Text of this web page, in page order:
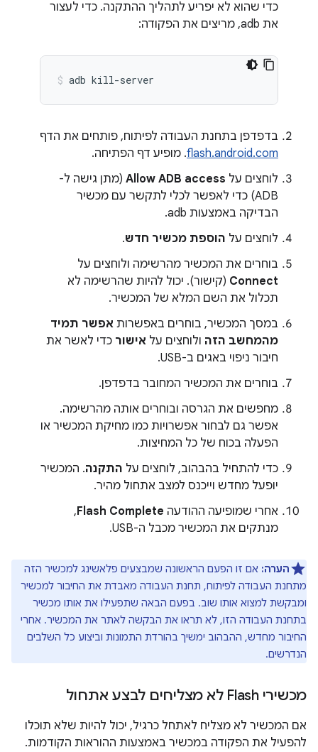
כדי שהוא לא יפריע לתהליך ההתקנה. כדי לעצור
את adb, מריצים את הפקודה:
adb kill-server
בדפדפן בתחנת העבודה לפיתוח, פותחים את הדף
flash.android.com. מופיע דף הפתיחה.
לוחצים על Allow ADB access (מתן גישה ל-
ADB) כדי לאפשר לכלי לתקשר עם מכשיר
הבדיקה באמצעות adb.
לוחצים על הוספת מכשיר חדש.
בוחרים את המכשיר מהרשימה ולוחצים על
Connect (קישור). יכול להיות שהרשימה לא
תכלול את השם המלא של המכשיר.
במסך המכשיר, בוחרים באפשרות אפשר תמיד
מהמחשב הזה ולוחצים על אישור כדי לאשר את
חיבור ניפוי באגים ב-USB.
בוחרים את המכשיר המחובר בדפדפן.
מחפשים את הגרסה ובוחרים אותה מהרשימה.
אפשר גם לבחור אפשרויות כמו מחיקת המכשיר או
הפעלה בכוח של כל המחיצות.
כדי להתחיל בהבהוב, לוחצים על התקנה. המכשיר
יופעל מחדש וייכנס למצב אתחול מהיר.
אחרי שמופיעה ההודעה Flash Complete
,
מנתקים את המכשיר מכבל ה-USB.
הערה: אם זו הפעם הראשונה שמבצעים פלאשינג למכשיר הזה
מתחנת העבודה לפיתוח, תחנת העבודה מאבדת את החיבור למכשיר
ומבקשת למצוא אותו שוב. בפעם הבאה שתפעילו את אותו מכשיר
בתחנת העבודה הזו, לא תראו את הבקשה לאתר את המכשיר. אחרי
החיבור מחדש, ההבהוב ימשיך בהורדת התמונות וביצוע כל השלבים
הנדרשים.
מכשירי Flash לא מצליחים לבצע אתחול
אם המכשיר לא מצליח לאתחל כרגיל, יכול להיות שלא תוכלו
להפעיל את הפקודה במכשיר באמצעות ההוראות הקודמות.